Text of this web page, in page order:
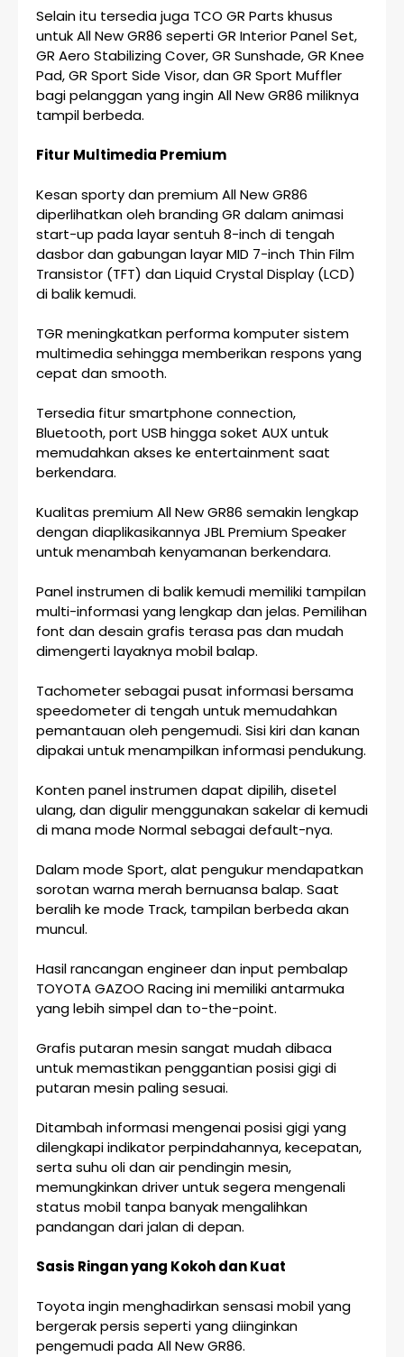
Selain itu tersedia juga TCO GR Parts khusus
untuk All New GR86 seperti GR Interior Panel Set,
GR Aero Stabilizing Cover, GR Sunshade, GR Knee
Pad, GR Sport Side Visor, dan GR Sport Muffler
bagi pelanggan yang ingin All New GR86 miliknya
tampil berbeda.
Fitur Multimedia Premium
Kesan sporty dan premium All New GR86
diperlihatkan oleh branding GR dalam animasi
start-up pada layar sentuh 8-inch di tengah
dasbor dan gabungan layar MID 7-inch Thin Film
Transistor (TFT) dan Liquid Crystal Display (LCD)
di balik kemudi.
TGR meningkatkan performa komputer sistem
multimedia sehingga memberikan respons yang
cepat dan smooth.
Tersedia fitur smartphone connection,
Bluetooth, port USB hingga soket AUX untuk
memudahkan akses ke entertainment saat
berkendara.
Kualitas premium All New GR86 semakin lengkap
dengan diaplikasikannya JBL Premium Speaker
untuk menambah kenyamanan berkendara.
Panel instrumen di balik kemudi memiliki tampilan
multi-informasi yang lengkap dan jelas. Pemilihan
font dan desain grafis terasa pas dan mudah
dimengerti layaknya mobil balap.
Tachometer sebagai pusat informasi bersama
speedometer di tengah untuk memudahkan
pemantauan oleh pengemudi. Sisi kiri dan kanan
dipakai untuk menampilkan informasi pendukung.
Konten panel instrumen dapat dipilih, disetel
ulang, dan digulir menggunakan sakelar di kemudi
di mana mode Normal sebagai default-nya.
Dalam mode Sport, alat pengukur mendapatkan
sorotan warna merah bernuansa balap. Saat
beralih ke mode Track, tampilan berbeda akan
muncul.
Hasil rancangan engineer dan input pembalap
TOYOTA GAZOO Racing ini memiliki antarmuka
yang lebih simpel dan to-the-point.
Grafis putaran mesin sangat mudah dibaca
untuk memastikan penggantian posisi gigi di
putaran mesin paling sesuai.
Ditambah informasi mengenai posisi gigi yang
dilengkapi indikator perpindahannya, kecepatan,
serta suhu oli dan air pendingin mesin,
memungkinkan driver untuk segera mengenali
status mobil tanpa banyak mengalihkan
pandangan dari jalan di depan.
Sasis Ringan yang Kokoh dan Kuat
Toyota ingin menghadirkan sensasi mobil yang
bergerak persis seperti yang diinginkan
pengemudi pada All New GR86.